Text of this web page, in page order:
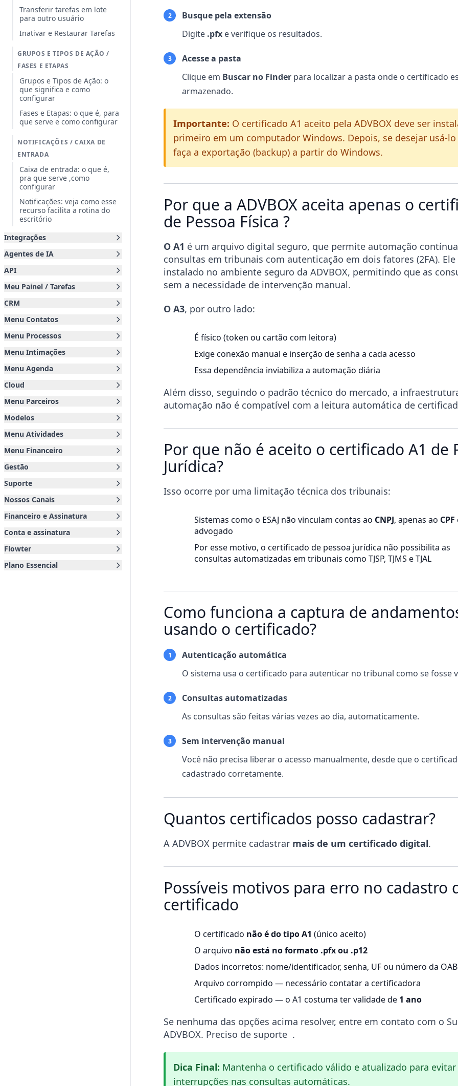
Transferir tarefas em lote
para outro usuário
Inativar e Restaurar Tarefas
GRUPOS E TIPOS DE AÇÃO /
FASES E ETAPAS
Grupos e Tipos de Ação: o
que significa e como
configurar
Fases e Etapas: o que é, para
que serve e como configurar
NOTIFICAÇÕES / CAIXA DE
ENTRADA
Caixa de entrada: o que é,
pra que serve ,como
configurar
Notificações: veja como esse
recurso facilita a rotina do
escritório
Integrações
Agentes de IA
API
Meu Painel / Tarefas
CRM
Menu Contatos
Menu Processos
Menu Intimações
Menu Agenda
Cloud
Menu Parceiros
Modelos
Menu Atividades
Menu Financeiro
Gestão
Suporte
Nossos Canais
Financeiro e Assinatura
Conta e assinatura
Flowter
Plano Essencial
2
Busque pela extensão
Digite .pfx e verifique os resultados.
3
Acesse a pasta
Clique em Buscar no Finder para localizar a pasta onde o certificado
armazenado.
Importante: O certificado A1 aceito pela ADVBOX deve ser
primeiro em um computador Windows. Depois, se desejar usá-lo
faça a exportação (backup) a partir do Windows.
Por que a ADVBOX aceita apenas o
de Pessoa Física ?
O A1 é um arquivo digital seguro, que permite automação
consultas em tribunais com autenticação em dois fatores (2FA).
instalado no ambiente seguro da ADVBOX, permitindo que as
sem a necessidade de intervenção manual.
O A3, por outro lado:
É físico (token ou cartão com leitora)
Exige conexão manual e inserção de senha a cada acesso
Essa dependência inviabiliza a automação diária
Além disso, seguindo o padrão técnico do mercado, a
automação não é compatível com a leitura automática de
Por que não é aceito o certificado A1 de
Jurídica?
Isso ocorre por uma limitação técnica dos tribunais:
Sistemas como o ESAJ não vinculam contas ao CNPJ, apenas ao CPF
advogado
Por esse motivo, o certificado de pessoa jurídica não possibilita as
consultas automatizadas em tribunais como TJSP, TJMS e TJAL
Como funciona a captura de
usando o certificado?
1
Autenticação automática
O sistema usa o certificado para autenticar no tribunal como se fosse
2
Consultas automatizadas
As consultas são feitas várias vezes ao dia, automaticamente.
3
Sem intervenção manual
Você não precisa liberar o acesso manualmente, desde que o
cadastrado corretamente.
Quantos certificados posso cadastrar?
A ADVBOX permite cadastrar mais de um certificado digital.
Possíveis motivos para erro no cadastro
certificado
O certificado não é do tipo A1 (único aceito)
O arquivo não está no formato .pfx ou .p12
Dados incorretos: nome/identificador, senha, UF ou número da OAB
Arquivo corrompido — necessário contatar a certificadora
Certificado expirado — o A1 costuma ter validade de 1 ano
Se nenhuma das opções acima resolver, entre em contato com o
ADVBOX. Preciso de suporte .
Dica Final: Mantenha o certificado válido e atualizado para evitar
interrupções nas consultas automáticas.